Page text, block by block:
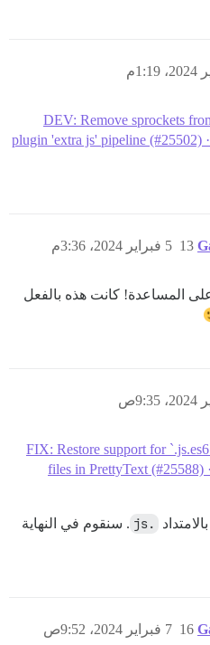
DEV: Remove sprockets
plugin 'extra js' pipeline (#25502)
5 فبراير 2024، 3:36م 13
المساعدة! كانت هذه بالفعل
FIX: Restore support for
files in PrettyText (#25588)
.js
. سنقوم في النهاية
7 فبراير 2024، 9:52ص 16